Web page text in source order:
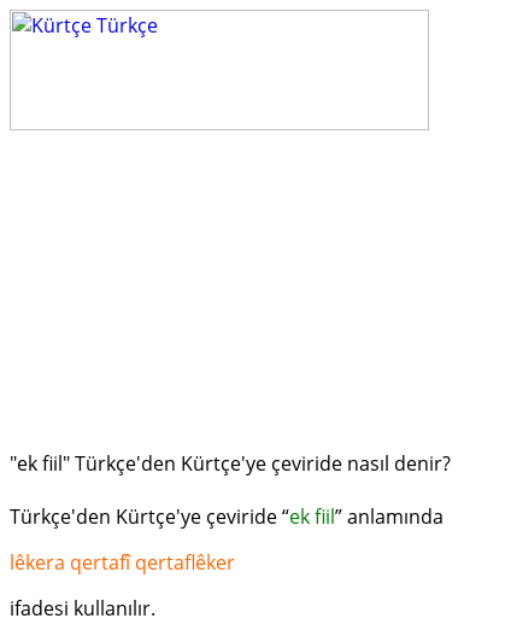
"ek fiil" Türkçe'den Kürtçe'ye çeviride nasıl denir?
Türkçe'den Kürtçe'ye çeviride “ek fiil” anlamında
lêkera qertafî qertaflêker
ifadesi kullanılır.